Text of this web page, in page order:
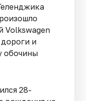
Volkswagen
дороги и
обочины
28-